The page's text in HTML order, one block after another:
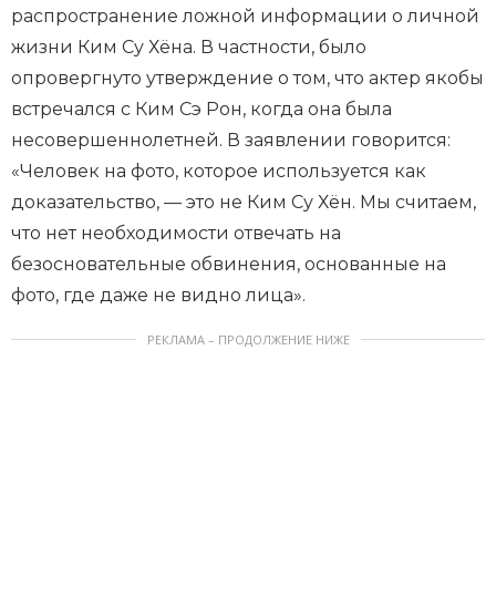
распространение ложной информации о личной
жизни Ким Су Хёна. В частности, было
опровергнуто утверждение о том, что актер якобы
встречался с Ким Сэ Рон, когда она была
несовершеннолетней. В заявлении говорится:
«Человек на фото, которое используется как
доказательство, — это не Ким Су Хён. Мы считаем,
что нет необходимости отвечать на
безосновательные обвинения, основанные на
фото, где даже не видно лица».
РЕКЛАМА – ПРОДОЛЖЕНИЕ НИЖЕ